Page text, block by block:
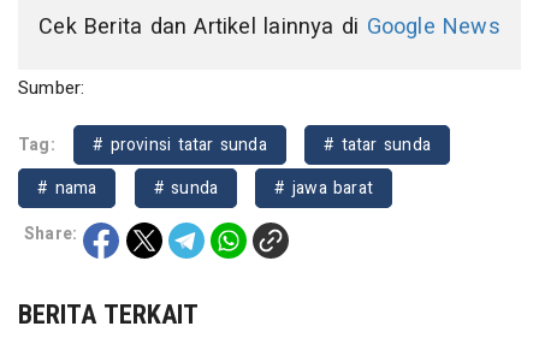
Cek Berita dan Artikel lainnya di Google News
Sumber:
Tag: # provinsi tatar sunda
# tatar sunda
# nama
# sunda
# jawa barat
Share:
BERITA TERKAIT